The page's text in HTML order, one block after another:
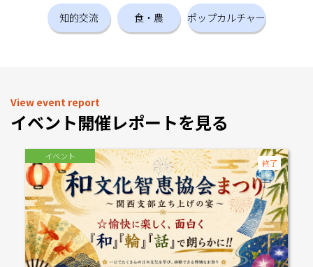
知的交流 食・農 ポップカルチャー
View event report
イベント開催レポートを見る
イベント
終了